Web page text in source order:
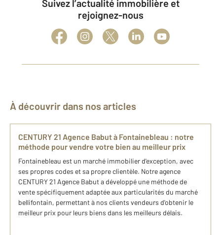
Suivez l’actualité immobilière et
rejoignez-nous
À découvrir dans nos articles
CENTURY 21 Agence Babut à Fontainebleau : notre
méthode pour vendre votre bien au meilleur prix
Fontainebleau est un marché immobilier d'exception, avec
ses propres codes et sa propre clientèle. Notre agence
CENTURY 21 Agence Babut a développé une méthode de
vente spécifiquement adaptée aux particularités du marché
bellifontain, permettant à nos clients vendeurs d'obtenir le
meilleur prix pour leurs biens dans les meilleurs délais.